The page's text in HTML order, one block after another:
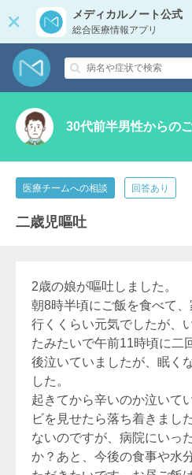
メディカルノート公式
総合医療情報アプリ
30代前半男性からの
医療チームへの相談 回答あり
二歳児嘔吐
2歳の娘が嘔吐しました。
朝8時半頃にご飯を食べて
行くくらい元気でしたが、
たみたいで午前11時頃に二
後泣いていましたが、眠く
した。
起きてから辛いのか泣いて
ビを見せたら落ち着きまし
ないのですが、病院にいっ
か？あと、今後の食事や水